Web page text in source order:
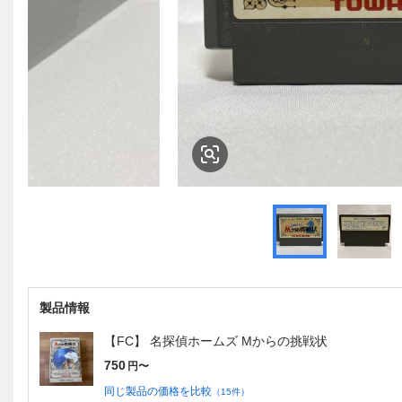
製品情報
【FC】 名探偵ホームズ Mからの挑戦状
750 円〜
同じ製品の価格を比較 （15件）